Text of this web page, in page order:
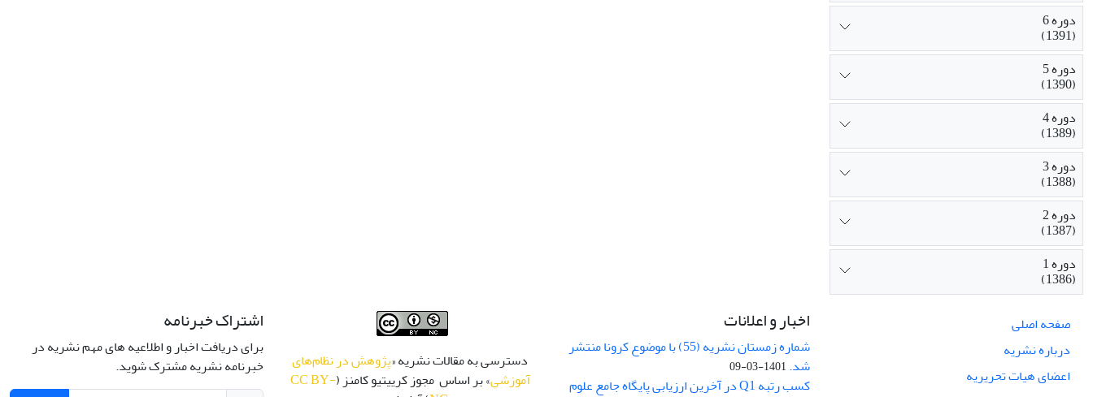
دوره 6
(1391)
دوره 5
(1390)
دوره 4
(1389)
دوره 3
(1388)
دوره 2
(1387)
دوره 1
(1386)
صفحه اصلی
درباره نشریه
اعضای هیات تحریریه
اخبار و اعلانات
شماره زمستان نشریه (55) با موضوع کرونا منتشر
شد.1401-03-09
کسب رتبه Q1 در آخرین ارزیابی پایگاه جامع علوم
دسترسی به مقالات نشریه «پژوهش در نظام‌های
آموزشی» بر اساس مجوز کرییتیو کامنز (CC BY-
اشتراک خبرنامه
برای دریافت اخبار و اطلاعیه های مهم نشریه در
خبرنامه نشریه مشترک شوید.